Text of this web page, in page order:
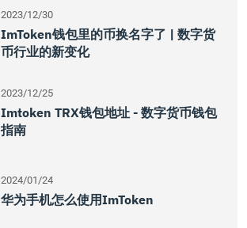
2023/12/30
ImToken钱包里的币换名字了 | 数字货
币行业的新变化
2023/12/25
Imtoken TRX钱包地址 - 数字货币钱包
指南
2024/01/24
华为手机怎么使用imToken